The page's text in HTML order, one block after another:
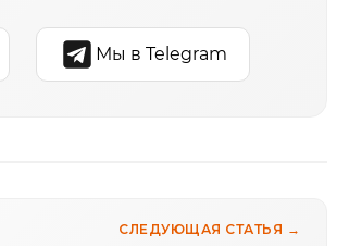
Мы в Telegram
СЛЕДУЮЩАЯ СТАТЬЯ →